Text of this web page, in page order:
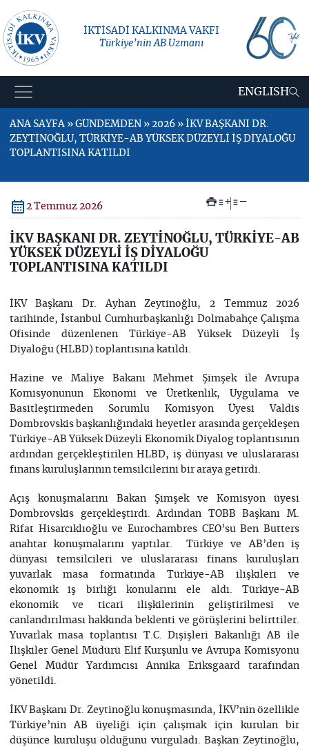
İKTİSADİ KALKINMA VAKFI
Türkiye’nin AB Uzmanı
ENGLISH
ANA SAYFA » GÜNDEMDEN » 2026 » İKV BAŞKANI DR.
ZEYTİNOĞLU, TÜRKİYE-AB YÜKSEK DÜZEYLİ İŞ DİYALOĞU
TOPLANTISINA KATILDI
2 Temmuz 2026 + –
İKV BAŞKANI DR. ZEYTİNOĞLU, TÜRKİYE-AB
YÜKSEK DÜZEYLİ İŞ DİYALOĞU
TOPLANTISINA KATILDI
İKV Başkanı Dr. Ayhan Zeytinoğlu, 2 Temmuz 2026
tarihinde, İstanbul Cumhurbaşkanlığı Dolmabahçe Çalışma
Ofisinde düzenlenen Türkiye-AB Yüksek Düzeyli İş
Diyaloğu (HLBD) toplantısına katıldı.
Hazine ve Maliye Bakanı Mehmet Şimşek ile Avrupa
Komisyonunun Ekonomi ve Üretkenlik, Uygulama ve
Basitleştirmeden Sorumlu Komisyon Üyesi Valdis
Dombrovskis başkanlığındaki heyetler arasında gerçekleşen
Türkiye-AB Yüksek Düzeyli Ekonomik Diyalog toplantısının
ardından gerçekleştirilen HLBD, iş dünyası ve uluslararası
finans kuruluşlarının temsilcilerini bir araya getirdi.
Açış konuşmalarını Bakan Şimşek ve Komisyon üyesi
Dombrovskis gerçekleştirdi. Ardından TOBB Başkanı M.
Rifat Hisarcıklıoğlu ve Eurochambres CEO’su Ben Butters
anahtar konuşmalarını yaptılar. Türkiye ve AB’den iş
dünyası temsilcileri ve uluslararası finans kuruluşları
yuvarlak masa formatında Türkiye-AB ilişkileri ve
ekonomik iş birliği konularını ele aldı. Türkiye-AB
ekonomik ve ticari ilişkilerinin geliştirilmesi ve
canlandırılması hakkında beklenti ve görüşlerini belirttiler.
Yuvarlak masa toplantısı T.C. Dışişleri Bakanlığı AB ile
İlişkiler Genel Müdürü Elif Kurşunlu ve Avrupa Komisyonu
Genel Müdür Yardımcısı Annika Eriksgaard tarafından
yönetildi.
İKV Başkanı Dr. Zeytinoğlu konuşmasında, İKV’nin özellikle
Türkiye’nin AB üyeliği için çalışmak için kurulan bir
düşünce kuruluşu olduğunu vurguladı. Başkan Zeytinoğlu,